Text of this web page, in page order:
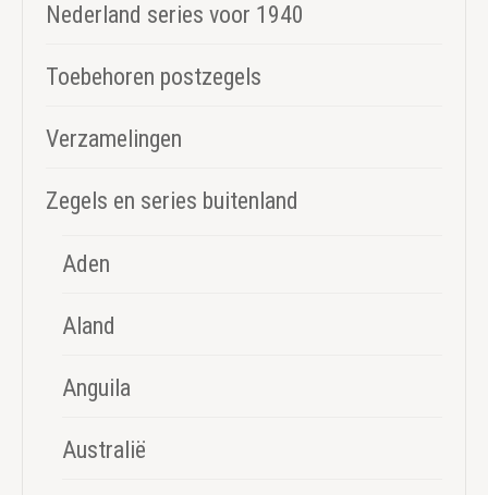
Nederland series voor 1940
Toebehoren postzegels
Verzamelingen
Zegels en series buitenland
Aden
Aland
Anguila
Australië